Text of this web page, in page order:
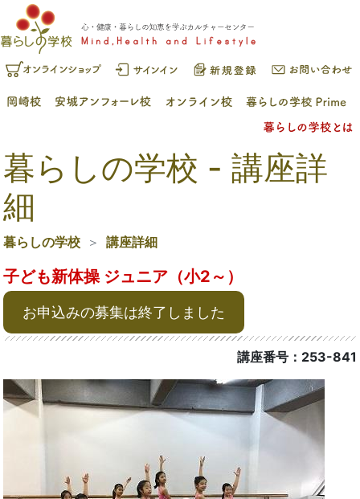
暮らしの学校 - 講座詳
細
暮らしの学校 講座詳細
子ども新体操 ジュニア（小2～）
お申込みの募集は終了しました
講座番号：253-841